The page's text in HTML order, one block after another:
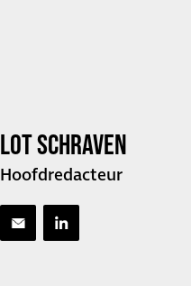
LOT SCHRAVEN
Hoofdredacteur